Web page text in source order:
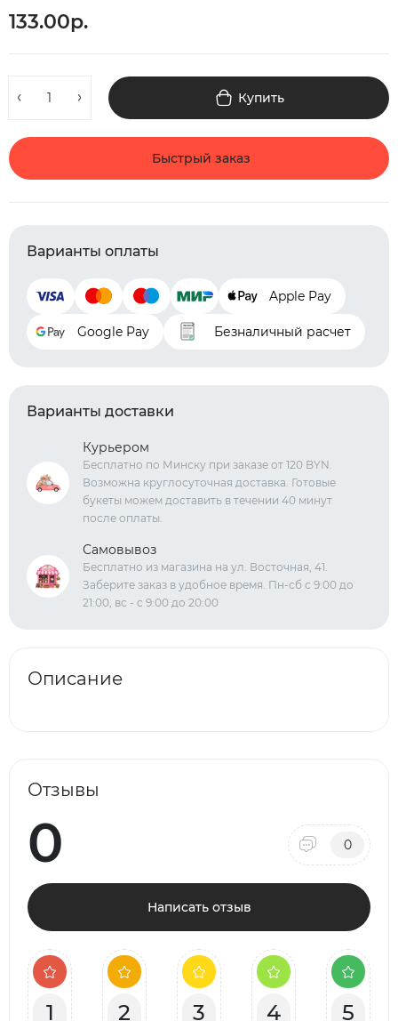
133.00р.
Купить
Быстрый заказ
Варианты оплаты
Apple Pay
Google Pay Безналичный расчет
Варианты доставки
Курьером
Бесплатно по Минску при заказе от 120 BYN.
Возможна круглосуточная доставка. Готовые
букеты можем доставить в течении 40 минут
после оплаты.
Самовывоз
Бесплатно из магазина на ул. Восточная, 41.
Заберите заказ в удобное время. Пн-сб с 9:00 до
21:00, вс - с 9:00 до 20:00
Описание
Отзывы
0 0
Написать отзыв
1 2 3 4 5